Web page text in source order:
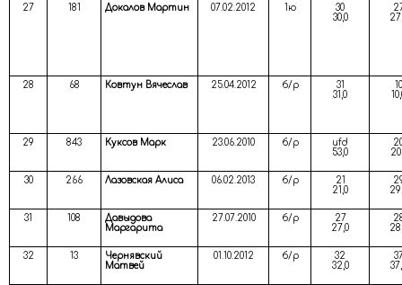
27 181 Докалов Мартин 07.02.2012 1ю
30
30,0
28 68 Ковтун Вячеслав 25.04.2012 б/р
31
31,0
10
29 843 Куксов Марк 23.06.2010 б/р
ufd
53,0
30 266 Лазовская Алиса 06.02.2013 б/р
21
21,0
31 108
Давыдова
Маргарита
27.07.2010 б/р
27
27,0
32 13
Чернявский
Матвей
01.10.2012 б/р
32
32,0